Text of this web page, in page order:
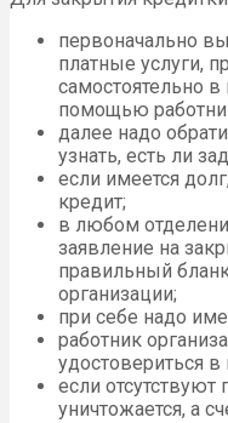
первоначально
платные услуги,
самостоятельно в
помощью
далее надо
узнать, есть ли
если имеется
кредит;
в любом
заявление на
правильный
организации;
при себе надо
работник
удостовериться
если
уничтожается, а